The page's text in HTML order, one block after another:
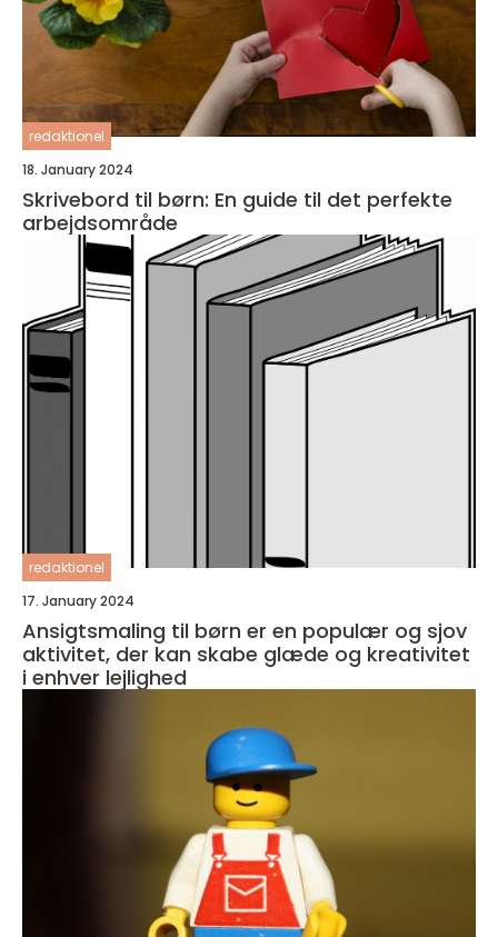
redaktionel
18. January 2024
Skrivebord til børn: En guide til det perfekte
arbejdsområde
redaktionel
17. January 2024
Ansigtsmaling til børn er en populær og sjov
aktivitet, der kan skabe glæde og kreativitet
i enhver lejlighed